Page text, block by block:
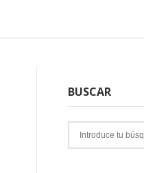
BUSCAR